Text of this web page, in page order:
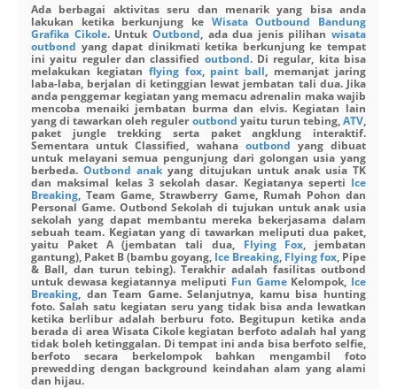
Ada berbagai aktivitas seru dan menarik yang bisa anda
lakukan ketika berkunjung ke Wisata Outbound Bandung
Grafika Cikole. Untuk Outbond, ada dua jenis pilihan wisata
outbond yang dapat dinikmati ketika berkunjung ke tempat
ini yaitu reguler dan classified outbond. Di regular, kita bisa
melakukan kegiatan flying fox, paint ball, memanjat jaring
laba-laba, berjalan di ketinggian lewat jembatan tali dua. Jika
anda penggemar kegiatan yang memacu adrenalin maka wajib
mencoba menaiki jembatan burma dan elvis. Kegiatan lain
yang di tawarkan oleh reguleroutbond yaitu turun tebing,ATV,
paket jungle trekking serta paket angklung interaktif.
Sementara untuk Classified, wahana outbond yang dibuat
untuk melayani semua pengunjung dari golongan usia yang
berbeda.Outbond anak yang ditujukan untuk anak usia TK
dan maksimal kelas 3 sekolah dasar. Kegiatanya seperti Ice
Breaking, Team Game, Strawberry Game, Rumah Pohon dan
Personal Game. Outbond Sekolah di tujukan untuk anak usia
sekolah yang dapat membantu mereka bekerjasama dalam
sebuah team. Kegiatan yang di tawarkan meliputi dua paket,
yaitu Paket A (jembatan tali dua, Flying Fox, jembatan
gantung), Paket B (bambu goyang, Ice Breaking, Flying fox, Pipe
& Ball, dan turun tebing). Terakhir adalah fasilitas outbond
untuk dewasa kegiatannya meliputi Fun GameKelompok, Ice
Breaking, dan Team Game. Selanjutnya, kamu bisa hunting
foto. Salah satu kegiatan seru yang tidak bisa anda lewatkan
ketika berlibur adalah berburu foto. Begitupun ketika anda
berada di area Wisata Cikole kegiatan berfoto adalah hal yang
tidak boleh ketinggalan. Di tempat ini anda bisa berfoto selfie,
berfoto secara berkelompok bahkan mengambil foto
prewedding dengan background keindahan alam yang alami
dan hijau.